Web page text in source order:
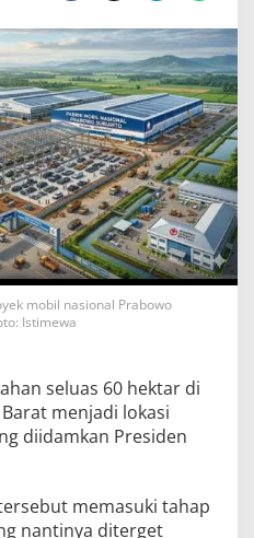
mobil nasional Prabowo
Istimewa
seluas 60 hektar di
menjadi lokasi
diidamkan Presiden
memasuki tahap
nantinya diterget